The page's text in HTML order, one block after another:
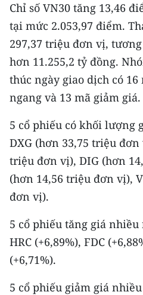
Chỉ số VN30 tăng 13,46
tại mức 2.053,97 điểm.
297,37 triệu đơn vị,
hơn 11.255,2 tỷ đồng.
thúc ngày giao dịch có
ngang và 13 mã giảm giá.
5 cổ phiếu có khối lượng
DXG (hơn 33,75 triệu đơn
triệu đơn vị), DIG (hơn
(hơn 14,56 triệu đơn vị),
đơn vị).
5 cổ phiếu tăng giá nhiều
HRC (+6,89%), FDC
(+6,71%).
5 cổ phiếu giảm giá